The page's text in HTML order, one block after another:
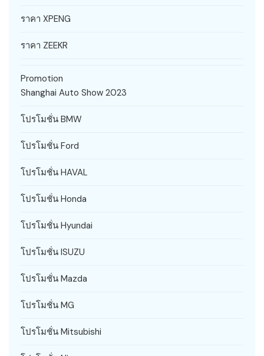
ราคา XPENG
ราคา ZEEKR
Promotion
Shanghai Auto Show 2023
โปรโมชั่น BMW
โปรโมชั่น Ford
โปรโมชั่น HAVAL
โปรโมชั่น Honda
โปรโมชั่น Hyundai
โปรโมชั่น ISUZU
โปรโมชั่น Mazda
โปรโมชั่น MG
โปรโมชั่น Mitsubishi